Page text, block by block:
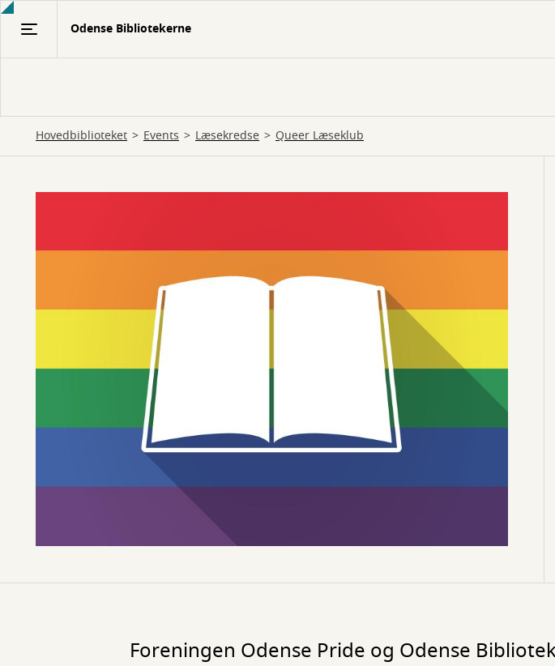
Gå
Odense Bibliotekerne
Hovedbiblioteket Events Læsekredse Queer Læseklub
Foreningen Odense Pride og Odense